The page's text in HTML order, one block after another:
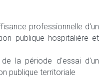
professionnelle d'un
publique hospitalière et
la période d'essai d'un
publique territoriale